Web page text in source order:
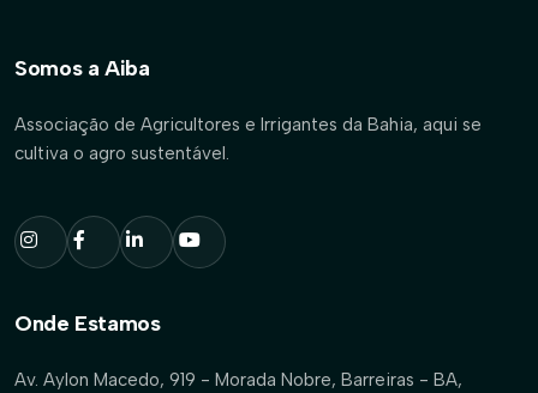
Somos a Aiba
Associação de Agricultores e Irrigantes da Bahia, aqui se
cultiva o agro sustentável.
Onde Estamos
Av. Aylon Macedo, 919 - Morada Nobre, Barreiras - BA,